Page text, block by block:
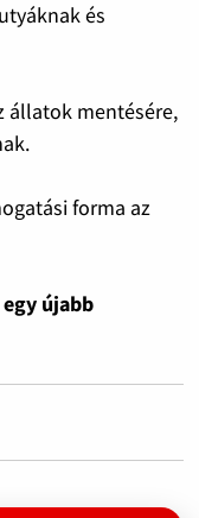
és
állatok mentésére,
forma az
újabb